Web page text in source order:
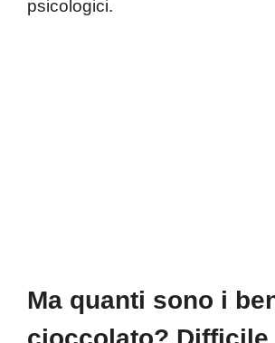
psicologici.
Ma quanti sono i